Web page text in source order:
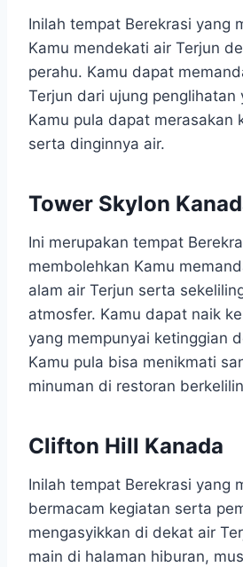
Inilah tempat Berekrasi yang
Kamu mendekati air Terjun
perahu. Kamu dapat
Terjun dari ujung penglihatan
Kamu pula dapat merasakan
serta dinginnya air.
Tower Skylon
Ini merupakan tempat
membolehkan Kamu
alam air Terjun serta
atmosfer. Kamu dapat naik
yang mempunyai ketinggian
Kamu pula bisa menikmati
minuman di restoran
Clifton Hill Kanada
Inilah tempat Berekrasi yang
bermacam kegiatan serta
mengasyikkan di dekat air
main di halaman hiburan,